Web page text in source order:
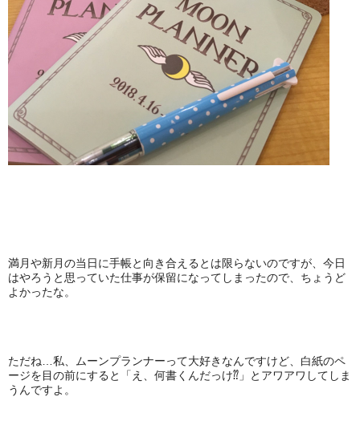
満月や新月の当日に手帳と向き合えるとは限らないのですが、今日
はやろうと思っていた仕事が保留になってしまったので、ちょうど
よかったな。
ただね…私、ムーンプランナーって大好きなんですけど、白紙のペ
ージを目の前にすると「え、何書くんだっけ⁇」とアワアワしてしま
うんですよ。